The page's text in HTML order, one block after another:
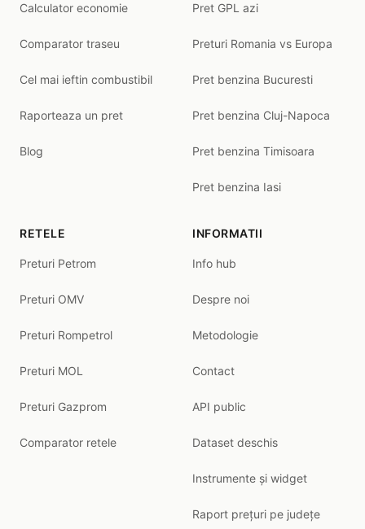
Calculator economie
Comparator traseu
Cel mai ieftin combustibil
Raporteaza un pret
Blog
Pret GPL azi
Preturi Romania vs Europa
Pret benzina Bucuresti
Pret benzina Cluj-Napoca
Pret benzina Timisoara
Pret benzina Iasi
RETELE
Preturi Petrom
Preturi OMV
Preturi Rompetrol
Preturi MOL
Preturi Gazprom
Comparator retele
INFORMATII
Info hub
Despre noi
Metodologie
Contact
API public
Dataset deschis
Instrumente și widget
Raport prețuri pe județe